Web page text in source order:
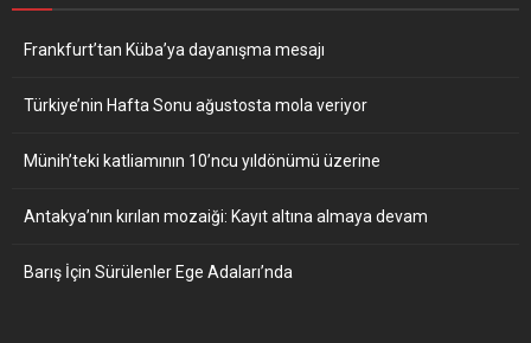
Frankfurt’tan Küba’ya dayanışma mesajı
Türkiye’nin Hafta Sonu ağustosta mola veriyor
Münih’teki katliamının 10’ncu yıldönümü üzerine
Antakya’nın kırılan mozaiği: Kayıt altına almaya devam
Barış İçin Sürülenler Ege Adaları’nda